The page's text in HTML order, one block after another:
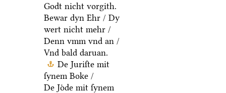
Godt nicht vorgith.
Bewar dyn Ehr / Dy
wert nicht mehr /
Denn vmm vnd an /
Vnd bald daruan.
De Juriſte mit
ſynem Boke /
De Joͤde mit ſynem